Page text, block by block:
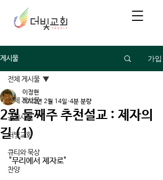
게시물 가입
전체 게시물
공지사항
더빛교회
큐티와 묵상
찬양
전체 게시물
2월 둘째주 추천설교 : 제자의
길 (1)
이정현
2022년 2월 14일 4분 분량
"무리에서 제자로"